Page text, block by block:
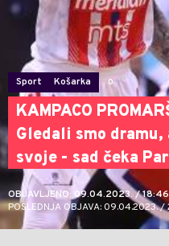
Sport Košarka 0
KAMPACO
Gledali smo
svoje - sad čeka
OBJAVLJENO: 09.04.2023. / 18:46
POSLEDNJA OBJAVA: 09.04.2023. /